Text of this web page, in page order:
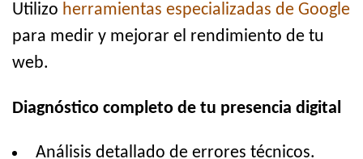
Utilizo herramientas especializadas de Google
para medir y mejorar el rendimiento de tu
web.
Diagnóstico completo de tu presencia digital
Análisis detallado de errores técnicos.